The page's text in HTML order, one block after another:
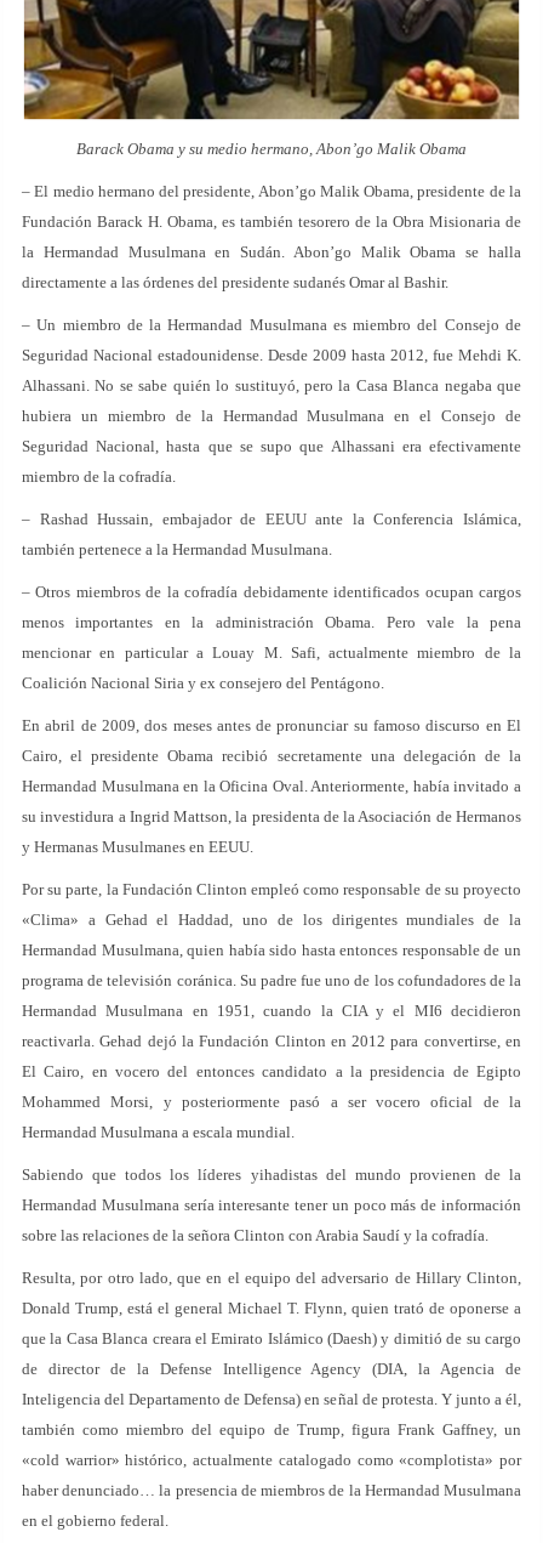
Barack Obama y su medio hermano, Abon’go Malik Obama
– El medio hermano del presidente, Abon’go Malik Obama, presidente de la
Fundación Barack H. Obama, es también tesorero de la Obra Misionaria de
la Hermandad Musulmana en Sudán. Abon’go Malik Obama se halla
directamente a las órdenes del presidente sudanés Omar al Bashir.
– Un miembro de la Hermandad Musulmana es miembro del Consejo de
Seguridad Nacional estadounidense. Desde 2009 hasta 2012, fue Mehdi K.
Alhassani. No se sabe quién lo sustituyó, pero la Casa Blanca negaba que
hubiera un miembro de la Hermandad Musulmana en el Consejo de
Seguridad Nacional, hasta que se supo que Alhassani era efectivamente
miembro de la cofradía.
– Rashad Hussain, embajador de EEUU ante la Conferencia Islámica,
también pertenece a la Hermandad Musulmana.
– Otros miembros de la cofradía debidamente identificados ocupan cargos
menos importantes en la administración Obama. Pero vale la pena
mencionar en particular a Louay M. Safi, actualmente miembro de la
Coalición Nacional Siria y ex consejero del Pentágono.
En abril de 2009, dos meses antes de pronunciar su famoso discurso en El
Cairo, el presidente Obama recibió secretamente una delegación de la
Hermandad Musulmana en la Oficina Oval. Anteriormente, había invitado a
su investidura a Ingrid Mattson, la presidenta de la Asociación de Hermanos
y Hermanas Musulmanes en EEUU.
Por su parte, la Fundación Clinton empleó como responsable de su proyecto
«Clima» a Gehad el Haddad, uno de los dirigentes mundiales de la
Hermandad Musulmana, quien había sido hasta entonces responsable de un
programa de televisión coránica. Su padre fue uno de los cofundadores de la
Hermandad Musulmana en 1951, cuando la CIA y el MI6 decidieron
reactivarla. Gehad dejó la Fundación Clinton en 2012 para convertirse, en
El Cairo, en vocero del entonces candidato a la presidencia de Egipto
Mohammed Morsi, y posteriormente pasó a ser vocero oficial de la
Hermandad Musulmana a escala mundial.
Sabiendo que todos los líderes yihadistas del mundo provienen de la
Hermandad Musulmana sería interesante tener un poco más de información
sobre las relaciones de la señora Clinton con Arabia Saudí y la cofradía.
Resulta, por otro lado, que en el equipo del adversario de Hillary Clinton,
Donald Trump, está el general Michael T. Flynn, quien trató de oponerse a
que la Casa Blanca creara el Emirato Islámico (Daesh) y dimitió de su cargo
de director de la Defense Intelligence Agency (DIA, la Agencia de
Inteligencia del Departamento de Defensa) en señal de protesta. Y junto a él,
también como miembro del equipo de Trump, figura Frank Gaffney, un
«cold warrior» histórico, actualmente catalogado como «complotista» por
haber denunciado… la presencia de miembros de la Hermandad Musulmana
en el gobierno federal.